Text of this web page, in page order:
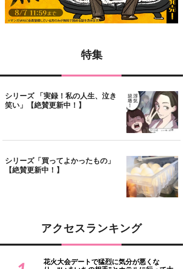
特集
シリーズ 「実録！私の人生、泣き
笑い」【絶賛更新中！】
シリーズ「買ってよかったもの」
【絶賛更新中！】
アクセスランキング
花火大会デートで猛烈に気分が悪くな